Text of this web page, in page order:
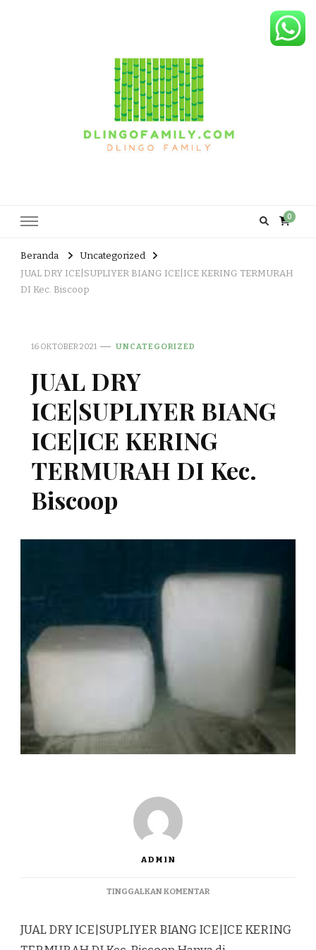
0
Beranda
Uncategorized
JUAL DRY ICE|SUPLIYER BIANG ICE|ICE KERING TERMURAH
DI Kec. Biscoop
16 OKTOBER 2021 UNCATEGORIZED
JUAL DRY
ICE|SUPLIYER BIANG
ICE|ICE KERING
TERMURAH DI Kec.
Biscoop
ADMIN
TINGGALKAN KOMENTARPADA
ICE|SUPLIYER
BIANG
JUAL DRY ICE|SUPLIYER BIANG ICE|ICE KERING